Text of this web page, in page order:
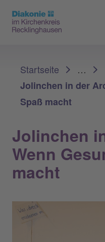
Spenden
Startseite
…
Jolinchen in der
Spaß macht
Jolinchen
Wenn
macht